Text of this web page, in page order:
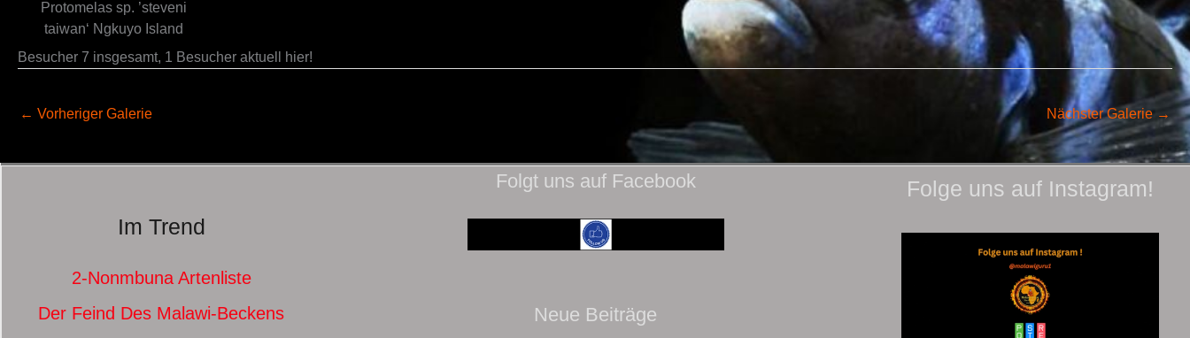
Protomelas sp. ’steveni
taiwan‘ Ngkuyo Island
Besucher 7 insgesamt, 1 Besucher aktuell hier!
← Vorheriger Galerie Nächster Galerie →
Im Trend
2-Nonmbuna Artenliste
Der Feind Des Malawi-Beckens
Folgt uns auf Facebook
Neue Beiträge
Folge uns auf Instagram!